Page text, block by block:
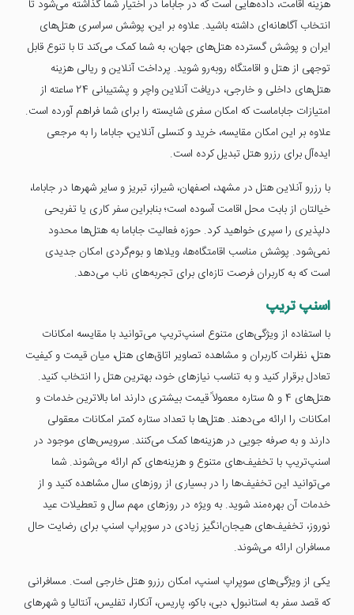
هزینه اقامت، داده‌هایی است که در جاباما در اختیار شما گذاشته می‌شود تا
انتخاب آگاهانه‌ای داشته باشید. علاوه بر این، پوشش سراسری هتل‌های
ایران و پوشش گسترده هتل‌های جهان، به شما کمک می‌کند تا با تنوع قابل‌
توجهی از هتل و اقامتگاه روبه‌رو شوید. پرداخت آنلاین و ریالی هزینه
هتل‌های داخلی و خارجی، دریافت آنلاین واچر و پشتیبانی 24 ساعته از
امتیازات جاباماست که امکان سفری شایسته را برای شما فراهم آورده است.
علاوه بر این امکان مقایسه، خرید و کنسلی آنلاین، جاباما را به مرجعی
ایده‌آل برای رزرو هتل تبدیل کرده است.
با رزرو آنلاین هتل در مشهد، اصفهان، شیراز، تبریز و سایر شهرها در جاباما،
خیالتان از بابت محل اقامت آسوده است؛ بنابراین سفر کاری یا تفریحی
دلپذیری را سپری خواهید کرد. حوزه فعالیت جاباما به هتل‌ها محدود
نمی‌شود. پوشش مناسب اقامتگاه‌ها، ویلاها و بوم‌گردی امکان جدیدی
است که به کاربران فرصت تازه‌ای برای تجربه‌های ناب می‌دهد.
اسنپ تریپ
با استفاده از ویژگی‌های متنوع اسنپ‌تریپ می‌توانید با مقایسه‌ امکانات
هتل، نظرات کاربران و مشاهده تصاویر اتاق‌های هتل، میان قیمت و کیفیت
تعادل برقرار کنید و به تناسب نیازهای خود، بهترین هتل را انتخاب کنید.
هتل‌های 4 و 5 ستاره معمولاً قیمت بیشتری دارند اما بالاترین خدمات و
امکانات را ارائه می‌دهند. هتل‌ها با تعداد ستاره کمتر امکانات معقولی
دارند و به صرفه جویی در هزینه‌ها کمک می‌کنند. سرویس‌های موجود در
اسنپ‌تریپ با تخفیف‌های متنوع و هزینه‌های کم ارائه می‌شوند. شما
می‌توانید این تخفیف‌ها را در بسیاری از روزهای سال مشاهده کنید و از
خدمات آن بهره‌مند شوید. به ویژه در روزهای مهم سال و تعطیلات عید
نوروز، تخفیف‌های هیجان‌انگیز زیادی در سوپراپ اسنپ برای رضایت حال
مسافران ارائه می‌شوند.
یکی از ویژگی‌های سوپراپ اسنپ، امکان رزرو هتل خارجی است. مسافرانی
که قصد سفر به استانبول، دبی، باکو، پاریس، آنکارا، تفلیس، آنتالیا و شهرهای